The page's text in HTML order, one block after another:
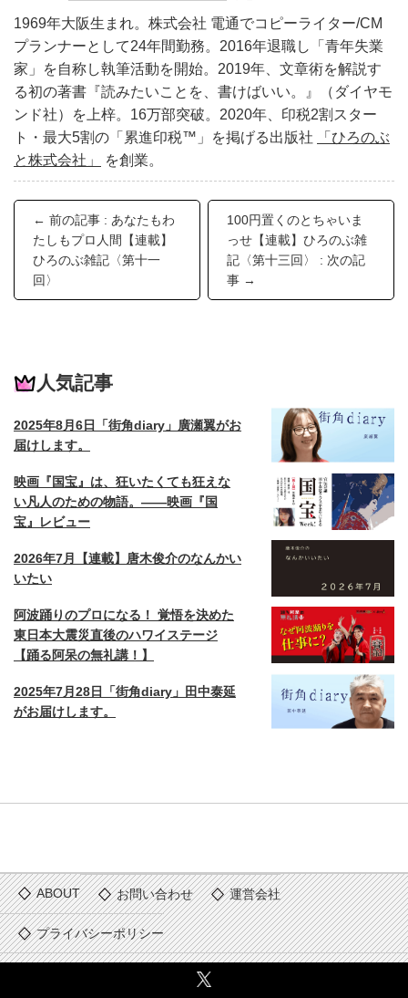
1969年大阪生まれ。株式会社 電通でコピーライター/CM
プランナーとして24年間勤務。2016年退職し「青年失業
家」を自称し執筆活動を開始。2019年、文章術を解説す
る初の著書『読みたいことを、書けばいい。』（ダイヤモ
ンド社）を上梓。16万部突破。2020年、印税2割スター
ト・最大5割の「累進印税™︎」を掲げる出版社
「ひろのぶ
と株式会社」
を創業。
← 前の記事 : あなたもわ
たしもプロ人間【連載】
ひろのぶ雑記〈第十一
回〉
100円置くのとちゃいま
っせ【連載】ひろのぶ雑
記〈第十三回〉 : 次の記
事 →
人気記事
2025年8月6日「街角diary」廣瀬翼がお
届けします。
映画『国宝』は、狂いたくても狂えな
い凡人のための物語。——映画『国
宝』レビュー
2026年7月【連載】唐木俊介のなんかい
いたい
阿波踊りのプロになる！ 覚悟を決めた
東日本大震災直後のハワイステージ
【踊る阿呆の無礼講！】
2025年7月28日「街角diary」田中泰延
がお届けします。
ABOUT お問い合わせ 運営会社
プライバシーポリシー